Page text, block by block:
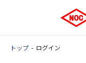
トップ ログイン